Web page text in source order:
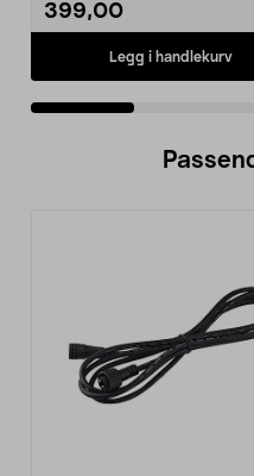
399,00
Legg i handlekurv